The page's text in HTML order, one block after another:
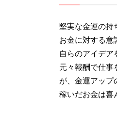
堅実な金運の持
お金に対する意
自らのアイデア
元々報酬で仕事
が、金運アップ
稼いだお金は喜